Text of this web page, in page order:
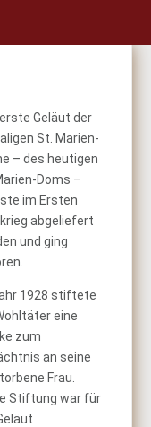
Geläut der
St. Marien-
– des heutigen
Doms –
im Ersten
abgeliefert
und ging
1928 stiftete
eine
zum
an seine
Frau.
Stiftung war für